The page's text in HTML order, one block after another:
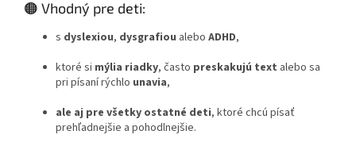
🟠 Vhodný pre deti:
s dyslexiou, dysgrafiou alebo ADHD,
ktoré si mýlia riadky, často preskakujú text alebo sa
pri písaní rýchlo unavia,
ale aj pre všetky ostatné deti, ktoré chcú písať
prehľadnejšie a pohodlnejšie.